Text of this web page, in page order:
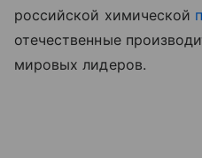
российской химической
отечественные
мировых лидеров.